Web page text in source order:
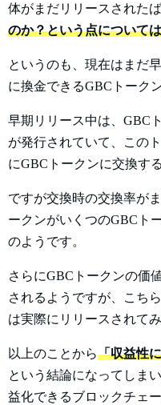
体がまだリリースされた
のか？という点について
というのも、現在はまだ
に換金できるGBCトーク
早期リリース中は、GBC
が発行されていて、この
にGBCトークンに交換す
ですが交換時の交換率が
ークンがいくつのGBCト
のようです。
さらにGBCトークンの価
されるようですが、こち
は実際にリリースされて
以上のことから「収益性
という結論になってしま
益化できるブロックチェ